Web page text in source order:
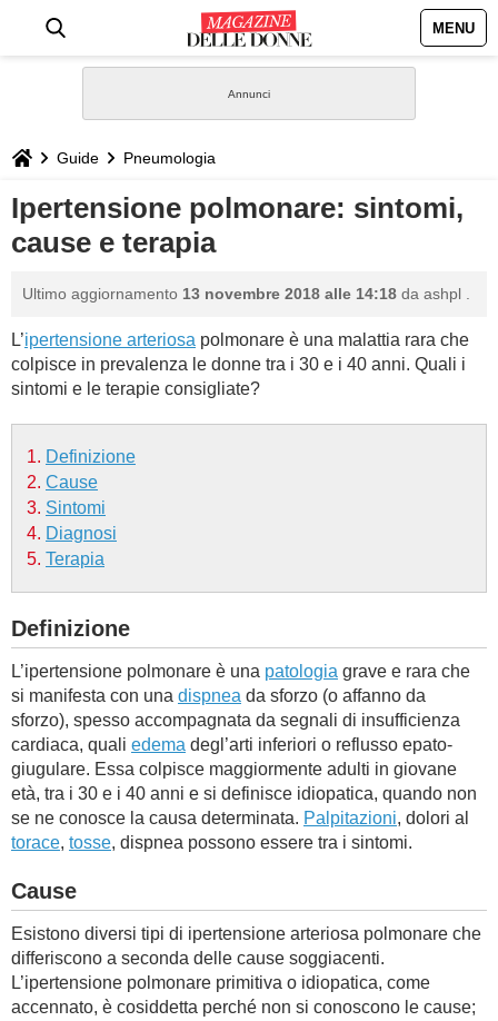
MENU
STILE
BIOGRAFIE
GASTRONOMIA
CAPELLI
SESSO
BAMBINO
DIETA
GUIDE
FORUM
Guide Pneumologia
Ipertensione polmonare: sintomi,
cause e terapia
Ultimo aggiornamento 13 novembre 2018 alle 14:18 da ashpl
L’ipertensione arteriosa polmonare è una malattia rara che
colpisce in prevalenza le donne tra i 30 e i 40 anni. Quali i
sintomi e le terapie consigliate?
Definizione
Cause
Sintomi
Diagnosi
Terapia
Definizione
L’ipertensione polmonare è una patologia grave e rara che
si manifesta con una dispnea da sforzo (o affanno da
sforzo), spesso accompagnata da segnali di insufficienza
cardiaca, quali edema degl’arti inferiori o reflusso epato-
giugulare. Essa colpisce maggiormente adulti in giovane
età, tra i 30 e i 40 anni e si definisce idiopatica, quando non
se ne conosce la causa determinata. Palpitazioni, dolori al
torace, tosse, dispnea possono essere tra i sintomi.
Cause
Esistono diversi tipi di ipertensione arteriosa polmonare che
differiscono a seconda delle cause soggiacenti.
L’ipertensione polmonare primitiva o idiopatica, come
accennato, è cosiddetta perché non si conoscono le cause;